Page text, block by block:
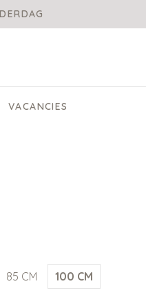
VACANCIES
85 CM 100 CM